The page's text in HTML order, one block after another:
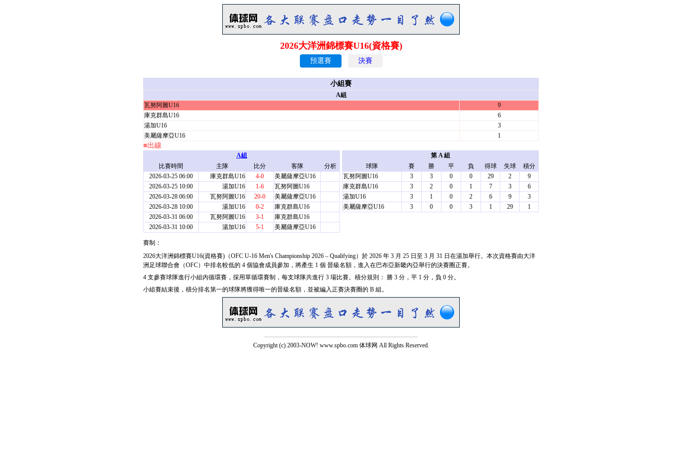
2026大洋洲錦標賽U16(資格賽)
預選賽 決賽
小組賽
A組
瓦努阿圖U16
9
庫克群島U16
6
湯加U16
3
美屬薩摩亞U16
1
■出線
A組
比賽時間
主隊 比分 客隊
分析
2026-03-25 06:00
庫克群島U16 4-0
美屬薩摩亞U16
2026-03-25 10:00
湯加U16 1-6
瓦努阿圖U16
2026-03-28 06:00
瓦努阿圖U16 20-0
美屬薩摩亞U16
2026-03-28 10:00
湯加U16 0-2
庫克群島U16
2026-03-31 06:00
瓦努阿圖U16 3-1
庫克群島U16
2026-03-31 10:00
湯加U16 5-1 美屬薩摩亞U16
第 A 組
球隊
賽 勝 平 負 得球 失球
積分
瓦努阿圖U16
3 3 0 0 29 2
9
庫克群島U16
3 2 0 1 7 3
6
湯加U16
3 1 0 2 6 9
3
美屬薩摩亞U16
3 0 0 3 1 29 1
賽制：
2026大洋洲錦標賽U16(資格賽)（OFC U-16 Men's Championship 2026 – Qualifying）於 2026 年 3 月 25 日至 3 月 31 日在湯加舉行。本次資格賽由大洋
洲足球聯合會（OFC）中排名較低的 4 個協會成員參加，將產生 1 個 晉級名額，進入在巴布亞新畿內亞舉行的決賽圈正賽。
4 支參賽球隊進行小組內循環賽，採用單循環賽制，每支球隊共進行 3 場比賽。積分規則： 勝 3 分，平 1 分，負 0 分。
小組賽結束後，積分排名第一的球隊將獲得唯一的晉級名額，並被編入正賽決賽圈的 B 組。
Copyright (c) 2003-NOW! www.spbo.com 体球网 All Rights Reserved.